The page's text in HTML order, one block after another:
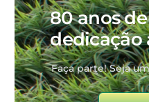
80 anos
dedicação
Faça parte! Seja